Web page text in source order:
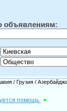
объявлениям:
/ Грузия /
помощь